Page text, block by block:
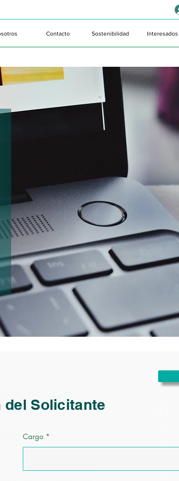
Contacto Sostenibilidad Interesados
del Solicitante
Cargo